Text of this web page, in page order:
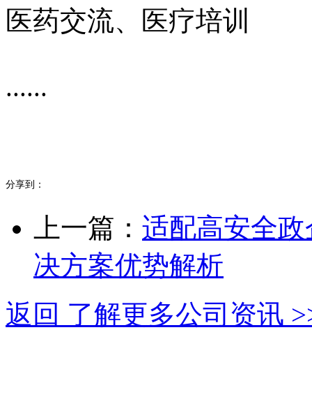
医药交流、医疗培训
......
分享到：
上一篇： 适配高安全
决方案优势解析
返回 了解更多公司资讯